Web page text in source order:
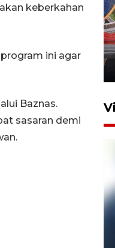
keberkahan
ini agar
Baznas.
sasaran demi